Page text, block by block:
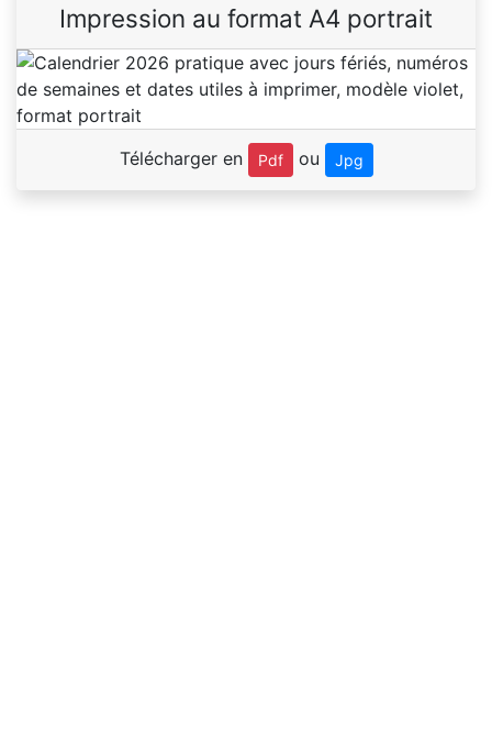
Impression au format A4 portrait
Télécharger en Pdf ou Jpg